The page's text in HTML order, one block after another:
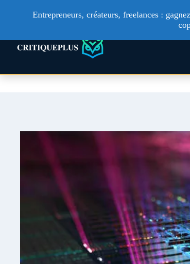
contenu
Entrepreneurs, créateurs, freelances :